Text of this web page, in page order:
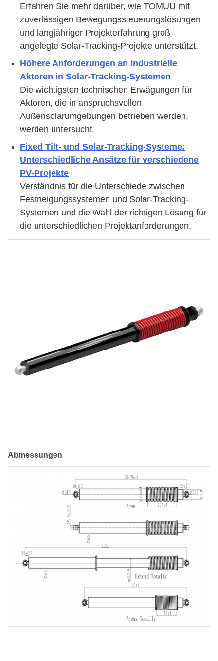
Erfahren Sie mehr darüber, wie TOMUU mit
zuverlässigen Bewegungssteuerungslösungen
und langjähriger Projekterfahrung groß
angelegte Solar-Tracking-Projekte unterstützt.
Höhere Anforderungen an industrielle
Aktoren in Solar-Tracking-Systemen
Die wichtigsten technischen Erwägungen für
Aktoren, die in anspruchsvollen
Außensolarumgebungen betrieben werden,
werden untersucht.
Fixed Tilt- und Solar-Tracking-Systeme:
Unterschiedliche Ansätze für verschiedene
PV-Projekte
Verständnis für die Unterschiede zwischen
Festneigungssystemen und Solar-Tracking-
Systemen und die Wahl der richtigen Lösung für
die unterschiedlichen Projektanforderungen.
Abmessungen